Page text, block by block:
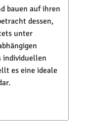
bauen auf ihren
dessen,
unter
individuellen
es eine ideale